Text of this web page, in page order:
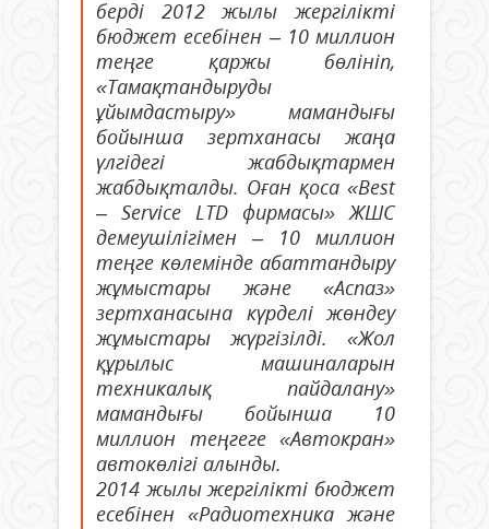
берді 2012 жылы жергілікті
бюджет есебінен – 10 миллион
теңге қаржы бөлініп,
«Тамақтандыруды
ұйымдастыру» мамандығы
бойынша зертханасы жаңа
үлгідегі жабдықтармен
жабдықталды. Оған қоса «Best
– Service LTD фирмасы» ЖШС
демеушілігімен – 10 миллион
теңге көлемінде абаттандыру
жұмыстары және «Аспаз»
зертханасына күрделі жөндеу
жұмыстары жүргізілді. «Жол
құрылыс машиналарын
техникалық пайдалану»
мамандығы бойынша 10
миллион теңгеге «Автокран»
автокөлігі алынды.
2014 жылы жергілікті бюджет
есебінен «Радиотехника және